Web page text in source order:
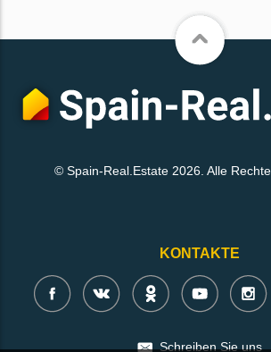
© Spain-Real.Estate 2026. Alle
KONTAKTE
Schreiben Sie uns